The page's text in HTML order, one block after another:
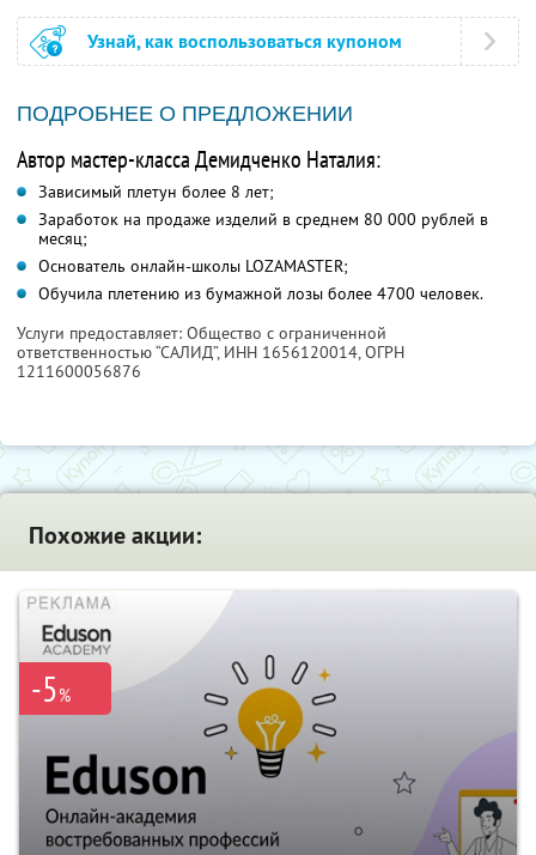
Узнай, как воспользоваться купоном
ПОДРОБНЕЕ О ПРЕДЛОЖЕНИИ
Автор мастер-класса Демидченко Наталия:
Зависимый плетун более 8 лет;
Заработок на продаже изделий в среднем 80 000 рублей в
месяц;
Основатель онлайн-школы LOZAMASTER;
Обучила плетению из бумажной лозы более 4700 человек.
Услуги предоставляет: Общество с ограниченной
ответственностью “САЛИД”, ИНН 1656120014, ОГРН
1211600056876
Похожие акции:
-5%